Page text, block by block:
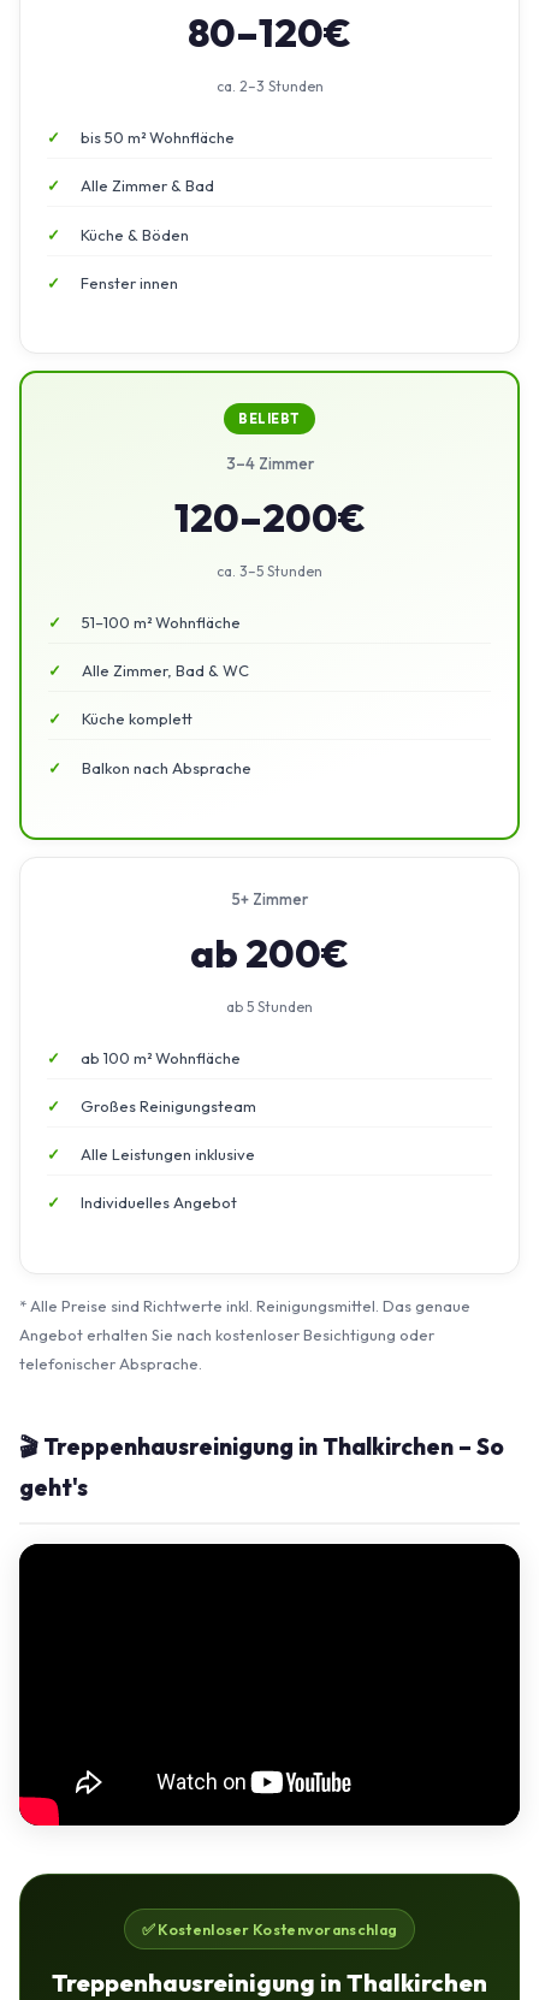
80–120€
ca. 2–3 Stunden
bis 50 m² Wohnfläche
Alle Zimmer & Bad
Küche & Böden
Fenster innen
BELIEBT
3–4 Zimmer
120–200€
ca. 3–5 Stunden
51–100 m² Wohnfläche
Alle Zimmer, Bad & WC
Küche komplett
Balkon nach Absprache
5+ Zimmer
ab 200€
ab 5 Stunden
ab 100 m² Wohnfläche
Großes Reinigungsteam
Alle Leistungen inklusive
Individuelles Angebot
* Alle Preise sind Richtwerte inkl. Reinigungsmittel. Das genaue
Angebot erhalten Sie nach kostenloser Besichtigung oder
telefonischer Absprache.
🎬 Treppenhausreinigung in Thalkirchen – So
geht's
✅ Kostenloser Kostenvoranschlag
Treppenhausreinigung in Thalkirchen